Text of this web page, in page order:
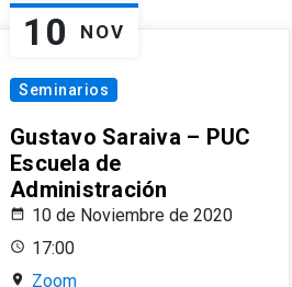
10 NOV
Seminarios
Gustavo Saraiva – PUC
Escuela de
Administración
10 de Noviembre de 2020
17:00
Zoom